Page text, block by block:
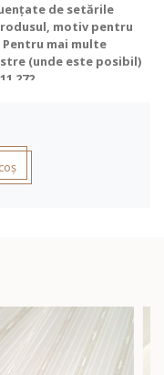
de setările
motiv pentru
mai multe
(unde este posibil)
272